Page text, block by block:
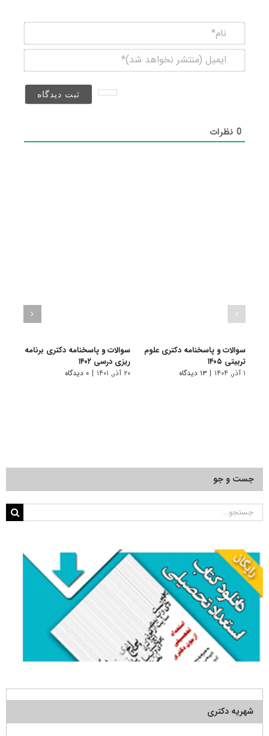
(منتشر
0نظرات
سوالات و پاسخنامه دکتری علوم
تربیتی ۱۴۰۵
۱ آذر, ۱۴۰۴ | ۱۳ دیدگاه
سوالات و پاسخنامه دکتری برنامه
ریزی درسی ۱۴۰۲
۲۰ آذر, ۱۴۰۱ | ۰ دیدگاه
جست و جو
جستجو
شهریه دکتری